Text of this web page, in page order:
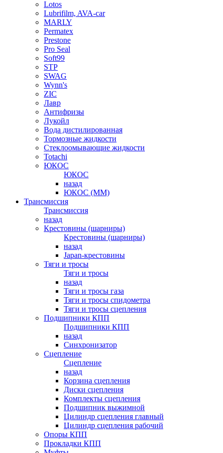
Lotos
Lubrifilm, AVA-car
MARLY
Permatex
Prestone
Pro Seal
Soft99
STP
SWAG
Wynn's
ZIC
Лавр
Антифризы
Лукойл
Вода дистилированная
Тормозные жидкости
Стеклоомывающие жидкости
Totachi
ЮКОС
ЮКОС
назад
ЮКОС (ММ)
Трансмиссия
Трансмиссия
назад
Крестовины (шарниры)
Крестовины (шарниры)
назад
Japan-крестовины
Тяги и тросы
Тяги и тросы
назад
Тяги и тросы газа
Тяги и тросы спидометра
Тяги и тросы сцепления
Подшипники КПП
Подшипники КПП
назад
Синхронизатор
Сцепление
Сцепление
назад
Корзина сцепления
Диски сцепления
Комплекты сцепления
Подшипник выжимной
Цилиндр сцепления главный
Цилиндр сцепления рабочий
Опоры КПП
Прокладки КПП